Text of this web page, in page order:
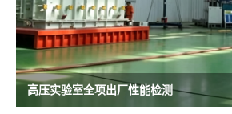
高压实验室全项出厂性能检测